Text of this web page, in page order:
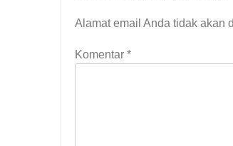
Alamat email Anda tidak akan
Komentar *